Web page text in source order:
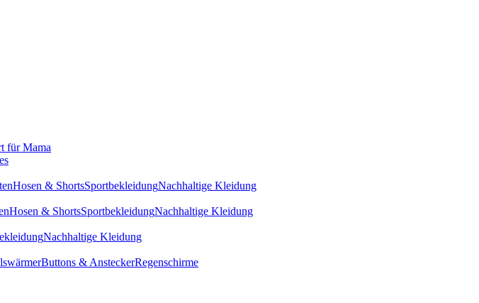
für Mama
Hosen & ShortsSportbekleidungNachhaltige Kleidung
Hosen & ShortsSportbekleidungNachhaltige Kleidung
Nachhaltige Kleidung
Buttons & AnsteckerRegenschirme